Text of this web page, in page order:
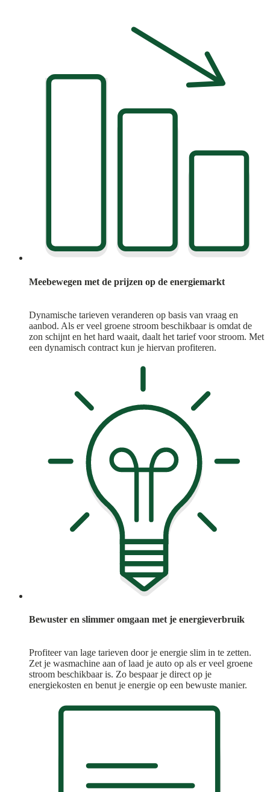
Meebewegen met de prijzen op de energiemarkt
Dynamische tarieven veranderen op basis van vraag en
aanbod. Als er veel groene stroom beschikbaar is omdat de
zon schijnt en het hard waait, daalt het tarief voor stroom. Met
een dynamisch contract kun je hiervan profiteren.
Bewuster en slimmer omgaan met je energieverbruik
Profiteer van lage tarieven door je energie slim in te zetten.
Zet je wasmachine aan of laad je auto op als er veel groene
stroom beschikbaar is. Zo bespaar je direct op je
energiekosten en benut je energie op een bewuste manier.